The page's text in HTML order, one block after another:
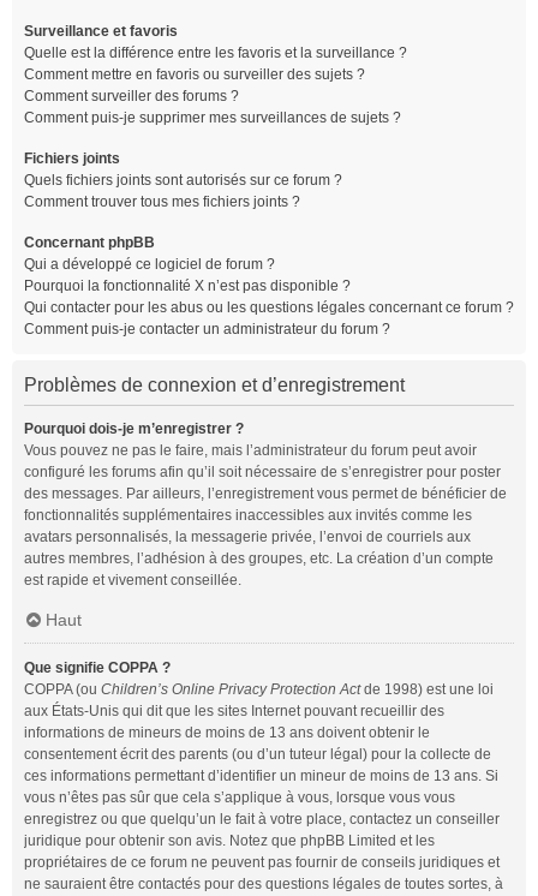
Surveillance et favoris
Quelle est la différence entre les favoris et la surveillance ?
Comment mettre en favoris ou surveiller des sujets ?
Comment surveiller des forums ?
Comment puis-je supprimer mes surveillances de sujets ?
Fichiers joints
Quels fichiers joints sont autorisés sur ce forum ?
Comment trouver tous mes fichiers joints ?
Concernant phpBB
Qui a développé ce logiciel de forum ?
Pourquoi la fonctionnalité X n’est pas disponible ?
Qui contacter pour les abus ou les questions légales concernant ce forum ?
Comment puis-je contacter un administrateur du forum ?
Problèmes de connexion et d’enregistrement
Pourquoi dois-je m’enregistrer ?
Vous pouvez ne pas le faire, mais l’administrateur du forum peut avoir
configuré les forums afin qu’il soit nécessaire de s’enregistrer pour poster
des messages. Par ailleurs, l’enregistrement vous permet de bénéficier de
fonctionnalités supplémentaires inaccessibles aux invités comme les
avatars personnalisés, la messagerie privée, l’envoi de courriels aux
autres membres, l’adhésion à des groupes, etc. La création d’un compte
est rapide et vivement conseillée.
Haut
Que signifie COPPA ?
COPPA (ou Children’s Online Privacy Protection Actde 1998) est une loi
aux États-Unis qui dit que les sites Internet pouvant recueillir des
informations de mineurs de moins de 13 ans doivent obtenir le
consentement écrit des parents (ou d’un tuteur légal) pour la collecte de
ces informations permettant d’identifier un mineur de moins de 13 ans. Si
vous n’êtes pas sûr que cela s’applique à vous, lorsque vous vous
enregistrez ou que quelqu’un le fait à votre place, contactez un conseiller
juridique pour obtenir son avis. Notez que phpBB Limited et les
propriétaires de ce forum ne peuvent pas fournir de conseils juridiques et
ne sauraient être contactés pour des questions légales de toutes sortes, à